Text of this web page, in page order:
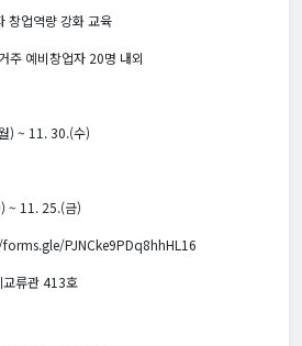
창업역량 강화 교육
주 예비창업자 20명 내외
) ~ 11. 30.(수)
~ 11. 25.(금)
PJNCke9PDq8hhHL16
교류관 413호